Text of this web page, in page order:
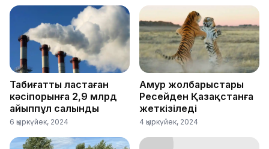
Табиғатты ластаған
кәсіпорынға 2,9 млрд
айыппұл салынды
6 қыркүйек, 2024
Амур жолбарыстары
Ресейден Қазақстанға
жеткізіледі
4 қыркүйек, 2024